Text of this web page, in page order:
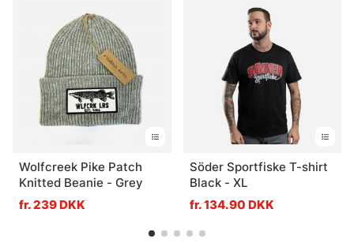
Wolfcreek Pike Patch
Knitted Beanie - Grey
fr. 239 DKK
Söder Sportfiske T-shirt
Black - XL
fr. 134.90 DKK